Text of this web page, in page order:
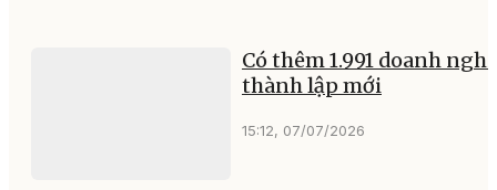
Có thêm 1.991 doanh
thành lập mới
15:12, 07/07/2026